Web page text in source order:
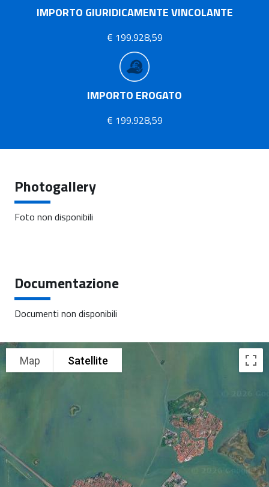
IMPORTO GIURIDICAMENTE VINCOLANTE
€ 199.928,59
IMPORTO EROGATO
€ 199.928,59
Photogallery
Foto non disponibili
Documentazione
Documenti non disponibili
Map Satellite